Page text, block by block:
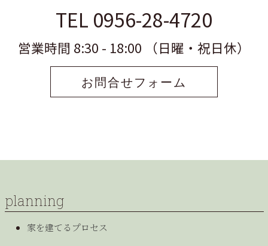
TEL 0956-28-4720
営業時間 8:30 - 18:00 （日曜・祝日休）
お問合せフォーム
planning
家を建てるプロセス